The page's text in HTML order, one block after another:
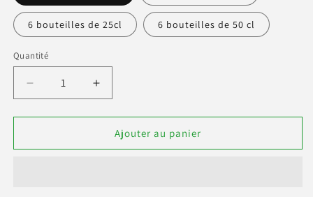
6 bouteilles de 25cl 6 bouteilles de 50 cl
Quantité
Réduire
la
quantité
BAOB-
Augmenter
la
quantité
BAOB-
Ajouter au panier